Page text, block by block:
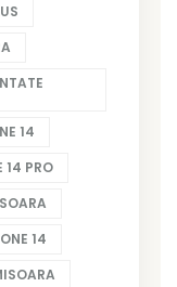
14
14 PRO
14